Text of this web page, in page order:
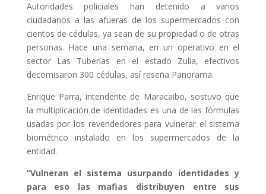
Autoridades policiales han detenido a varios
ciudadanos a las afueras de los supermercados con
cientos de cédulas, ya sean de su propiedad o de otras
personas. Hace una semana, en un operativo en el
sector Las Tuberías en el estado Zulia, efectivos
decomisaron 300 cédulas, así reseña Panorama.
Enrique Parra, intendente de Maracaibo, sostuvo que
la multiplicación de identidades es una de las fórmulas
usadas por los revendedores para vulnerar el sistema
biométrico instalado en los supermercados de la
entidad.
“Vulneran el sistema usurpando identidades y
para eso las mafias distribuyen entre sus